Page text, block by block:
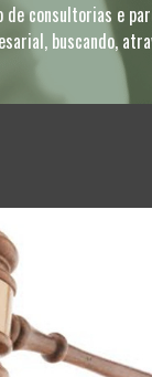
de consultorias e
buscando,